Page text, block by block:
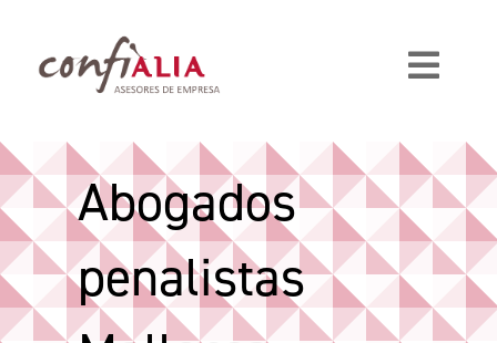
contenido
Servicios
Abogados Palma de Mallorca
Sobre nosotros
Abogados
penalistas